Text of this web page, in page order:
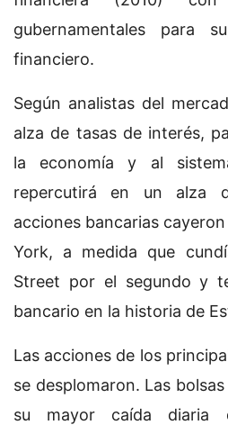
gubernamentales para
financiero.
Según analistas del
alza de tasas de interés,
la economía y al
repercutirá en un alza
acciones bancarias
York, a medida que
Street por el segundo y
bancario en la historia de
Las acciones de los
se desplomaron. Las
su mayor caída diaria